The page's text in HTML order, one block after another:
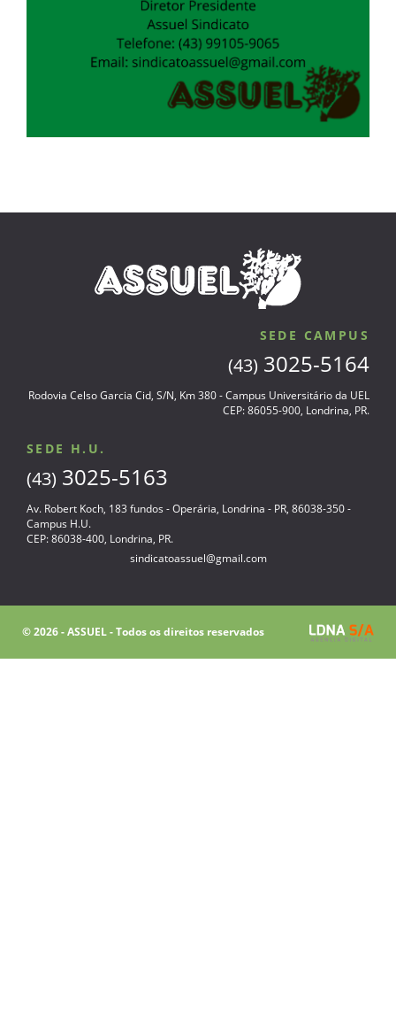
SEDE CAMPUS
(43) 3025-5164
Rodovia Celso Garcia Cid, S/N, Km 380 - Campus Universitário da UEL
CEP: 86055-900, Londrina, PR.
SEDE H.U.
(43) 3025-5163
Av. Robert Koch, 183 fundos - Operária, Londrina - PR, 86038-350 -
Campus H.U.
CEP: 86038-400, Londrina, PR.
sindicatoassuel@gmail.com
© 2026 - ASSUEL - Todos os direitos reservados